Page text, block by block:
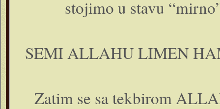
stojimo u stavu
SEMI ALLAHU LIMEN
Zatim se sa tekbirom